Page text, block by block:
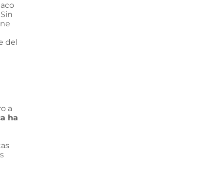
del
a
ha